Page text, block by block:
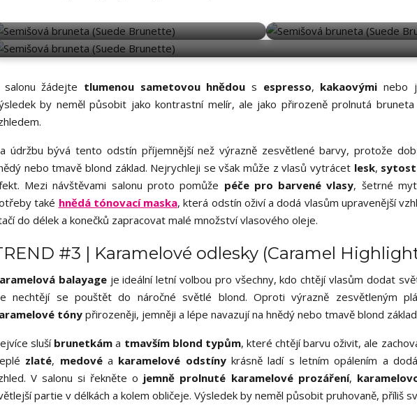
SUEDE BRUNETTE
salonu žádejte tlumenou sametovou hnědou s espresso, kakaovými nebo
by neměl působit jako kontrastní melír, ale jako přirozeně prolnutá bruneta
údržbu bývá tento odstín příjemnější než výrazně zesvětlené barvy, protože
nebo tmavě blond základ. Nejrychleji se však může z vlasů vytrácet lesk,
Mezi návštěvami salonu proto pomůže péče pro barvené vlasy, šetrné
také hnědá tónovací maska, která odstín oživí a dodá vlasům upravenější
do délek a konečků zapracovat malé množství vlasového oleje.
#3 | Karamelové odlesky (Caramel
balayageje ideální letní volbou pro všechny, kdo chtějí vlasům dodat
nechtějí se pouštět do náročné světlé blond. Oproti výrazně zesvětleným
tónypřirozeněji, jemněji a lépe navazují na hnědý nebo tmavě blond
slušíbrunetkám a tmavším blond typům, které chtějí barvu oživit, ale
zlaté, medovéa karamelové odstínykrásně ladí s letním opálením a
V salonu si řekněte o jemně prolnuté karamelové prozáření,
partie v délkách a kolem obličeje. Výsledek by neměl působit pruhovaně, příliš